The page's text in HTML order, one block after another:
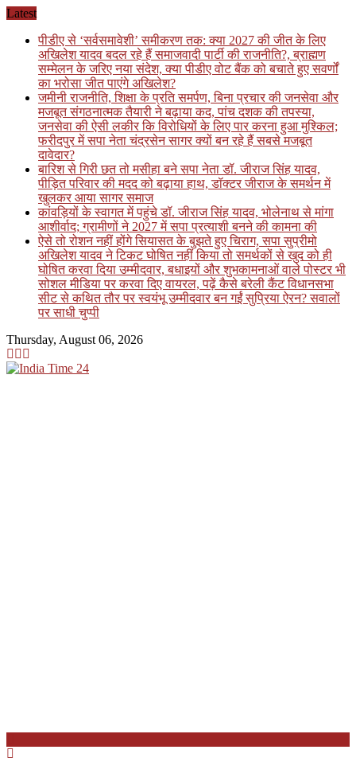
Skip
content
Latest
पीडीए से ‘सर्वसमावेशी’ समीकरण तक: क्या 2027 की जीत के लिए
अखिलेश यादव बदल रहे हैं समाजवादी पार्टी की राजनीति?, ब्राह्मण
सम्मेलन के जरिए नया संदेश, क्या पीडीए वोट बैंक को बचाते हुए सवर्णों
का भरोसा जीत पाएंगे अखिलेश?
जमीनी राजनीति, शिक्षा के प्रति समर्पण, बिना प्रचार की जनसेवा और
मजबूत संगठनात्मक तैयारी ने बढ़ाया कद, पांच दशक की तपस्या,
जनसेवा की ऐसी लकीर कि विरोधियों के लिए पार करना हुआ मुश्किल;
फरीदपुर में सपा नेता चंद्रसेन सागर क्यों बन रहे हैं सबसे मजबूत
दावेदार?
बारिश से गिरी छत तो मसीहा बने सपा नेता डॉ. जीराज सिंह यादव,
पीड़ित परिवार की मदद को बढ़ाया हाथ, डॉक्टर जीराज के समर्थन में
खुलकर आया सागर समाज
कांवड़ियों के स्वागत में पहुंचे डॉ. जीराज सिंह यादव, भोलेनाथ से मांगा
आशीर्वाद; ग्रामीणों ने 2027 में सपा प्रत्याशी बनने की कामना की
ऐसे तो रोशन नहीं होंगे सियासत के बुझते हुए चिराग, सपा सुप्रीमो
अखिलेश यादव ने टिकट घोषित नहीं किया तो समर्थकों से खुद को ही
घोषित करवा दिया उम्मीदवार, बधाइयों और शुभकामनाओं वाले पोस्टर भी
सोशल मीडिया पर करवा दिए वायरल, पढ़ें कैसे बरेली कैंट विधानसभा
सीट से कथित तौर पर स्वयंभू उम्मीदवार बन गईं सुप्रिया ऐरन? सवालों
पर साधी चुप्पी
Thursday, August 06, 2026